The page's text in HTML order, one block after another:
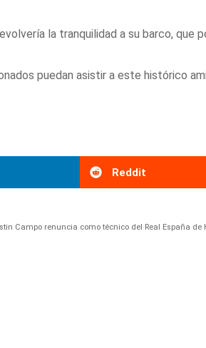
la tranquilidad a su barco, que
puedan asistir a este histórico
Reddit
Campo renuncia como técnico del Real España de